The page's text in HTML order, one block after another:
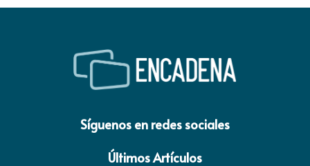
Síguenos en redes sociales
Últimos Artículos